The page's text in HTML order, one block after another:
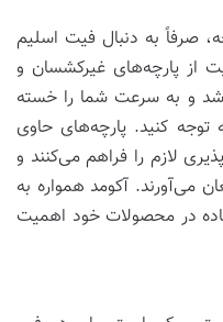
صرفاً به دنبال فیت اسلیم
از پارچه‌های غیرکشسان و
و به سرعت شما را خسته
توجه کنید. پارچه‌های حاوی
لازم را فراهم می‌کنند و
می‌آورند. آکومد همواره به
در محصولات خود اهمیت